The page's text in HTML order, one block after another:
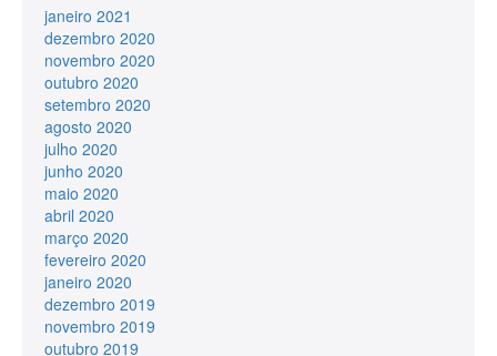
janeiro 2021
dezembro 2020
novembro 2020
outubro 2020
setembro 2020
agosto 2020
julho 2020
junho 2020
maio 2020
abril 2020
março 2020
fevereiro 2020
janeiro 2020
dezembro 2019
novembro 2019
outubro 2019